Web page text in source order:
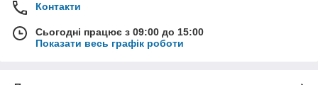
Контакти
Сьогодні працює з 09:00 до 15:00
Показати весь графік роботи